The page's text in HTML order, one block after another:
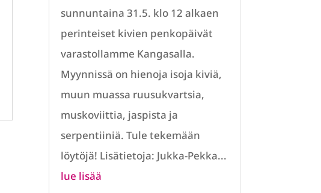
sunnuntaina 31.5. klo 12 alkaen
perinteiset kivien penkopäivät
varastollamme Kangasalla.
Myynnissä on hienoja isoja kiviä,
muun muassa ruusukvartsia,
muskoviittia, jaspista ja
serpentiiniä. Tule tekemään
löytöjä! Lisätietoja: Jukka-Pekka...
lue lisää